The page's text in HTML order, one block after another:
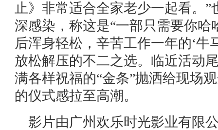
止》非常适合全家老少一起看。
深感染，称这是“一部只需要你
后浑身轻松，辛苦工作一年的‘牛
放松解压的不二之选。临近活动
满各样祝福的“金条”抛洒给现场
的仪式感拉至高潮。
影片由广州欢乐时光影业有限